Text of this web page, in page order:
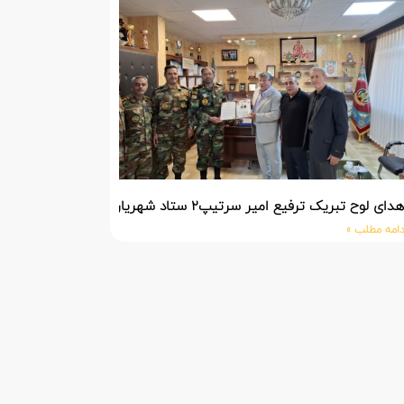
لوح تبریک ترفیع امیر سرتیپ۲ ستاد شهریار پورفضلی فرمانده تیپ ۳۶۴ شهید نصیرزاده نزاجا مستقر در مهاباد
مطلب »